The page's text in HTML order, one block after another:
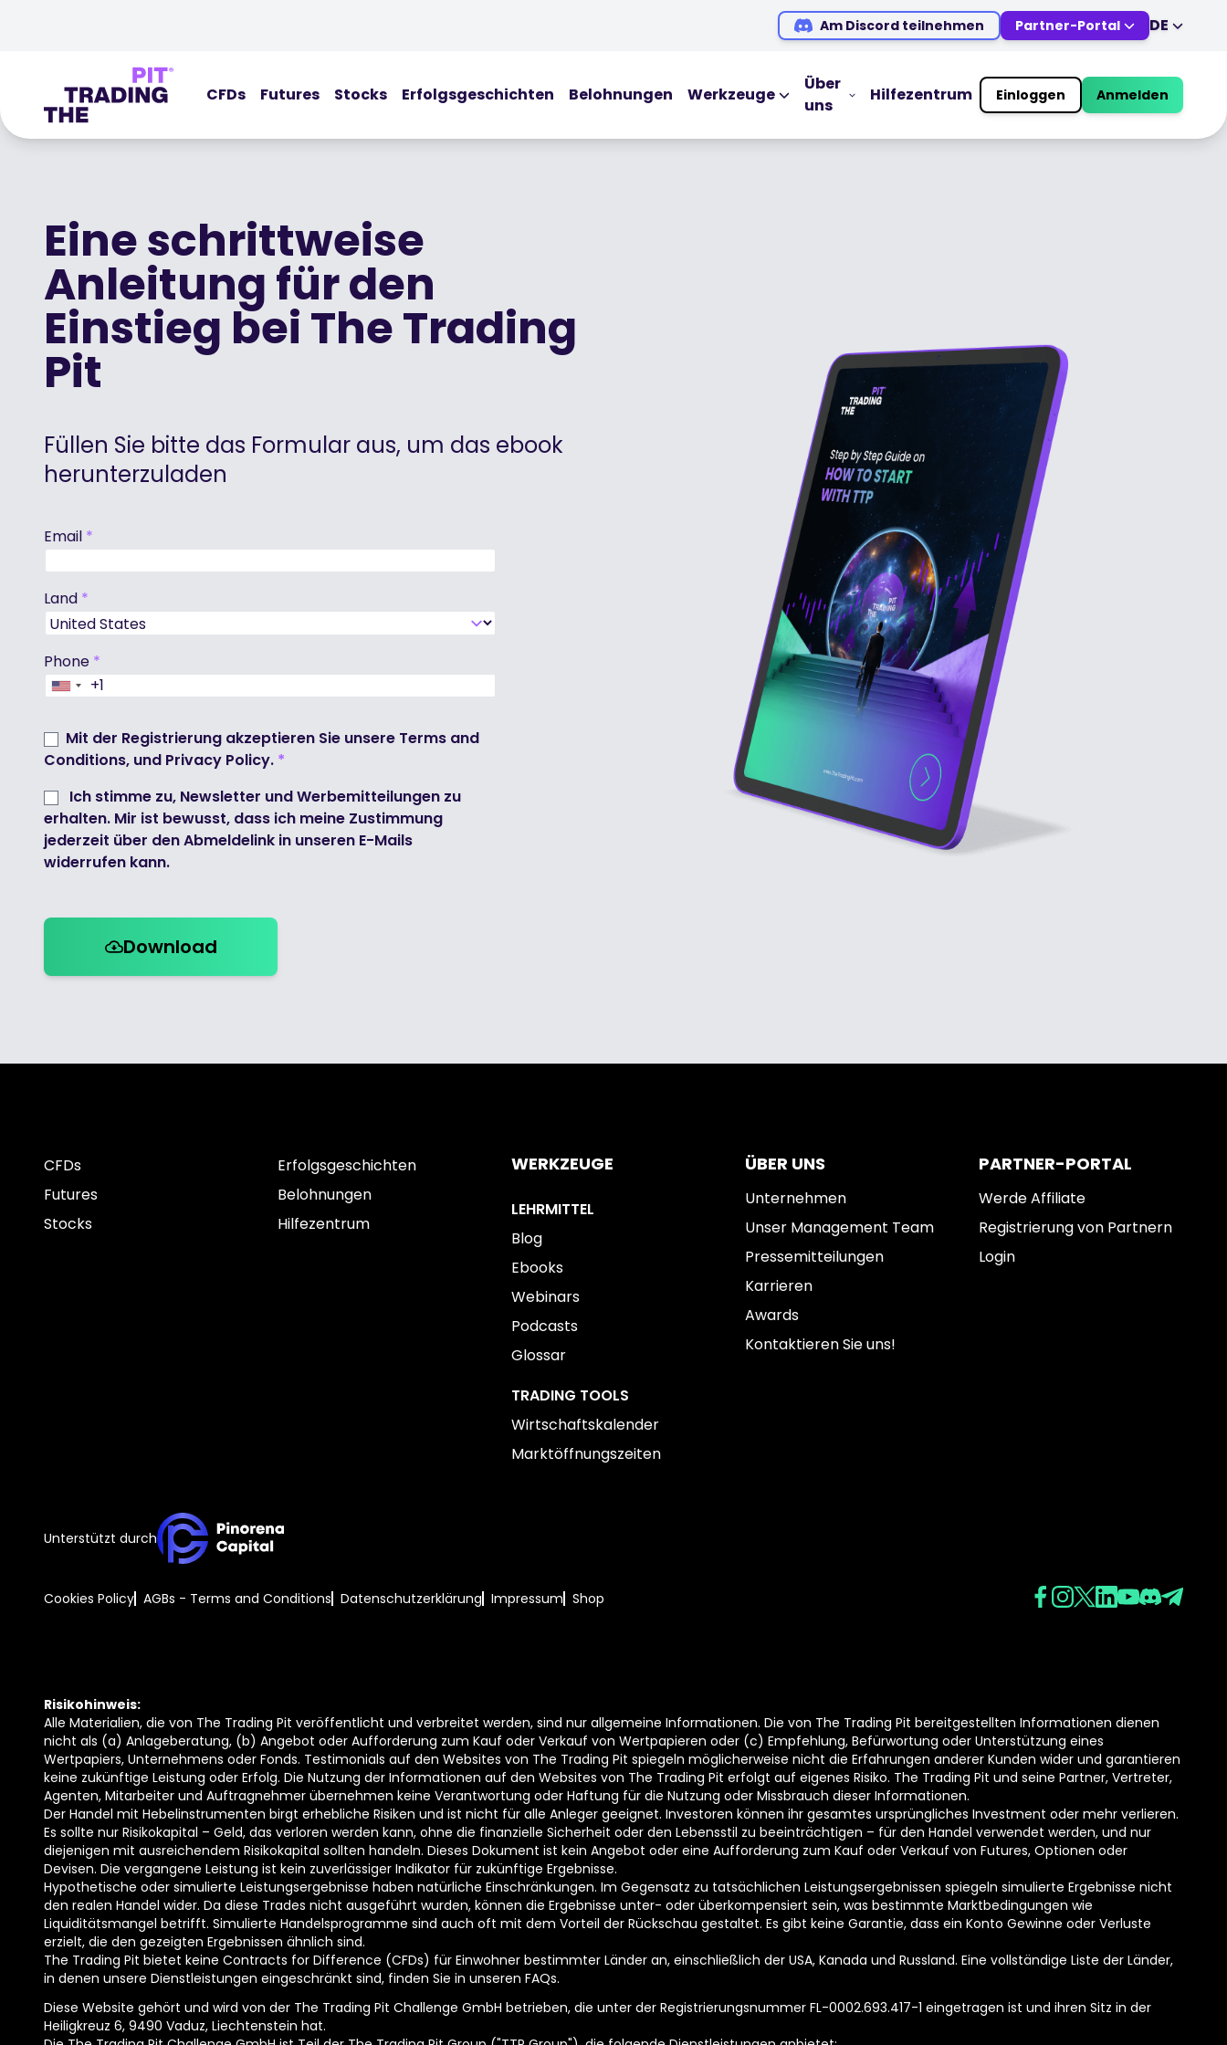
Am Discord teilnehmen Partner-Portal DE
EN
DE
MS
ZH
JA
AR
CFDs Futures Stocks Erfolgsgeschichten Belohnungen
Werkzeuge
Über
uns
Hilfezentrum Einloggen Anmelden
Eine schrittweise
Anleitung für den
Einstieg bei The Trading
Pit
Füllen Sie bitte das Formular aus, um das ebook
herunterzuladen
Email *
Land *
Phone *
United
+1
+1
Mit der Registrierung akzeptieren Sie unsere Terms and
Conditions, und Privacy Policy. *
Ich stimme zu, Newsletter und Werbemitteilungen zu
erhalten. Mir ist bewusst, dass ich meine Zustimmung
jederzeit über den Abmeldelink in unseren E-Mails
widerrufen kann.
Download
CFDs
Futures
Stocks
Erfolgsgeschichten
Belohnungen
Hilfezentrum
WERKZEUGE
LEHRMITTEL
Blog
Ebooks
Webinars
Podcasts
Glossar
TRADING TOOLS
Wirtschaftskalender
Marktöffnungszeiten
ÜBER UNS
Unternehmen
Unser Management Team
Pressemitteilungen
Karrieren
Awards
Kontaktieren Sie uns!
PARTNER-PORTAL
Werde Affiliate
Registrierung von Partnern
Login
Unterstützt durch
Cookies Policy AGBs - Terms and Conditions Datenschutzerklärung Impressum Shop
Risikohinweis:
Alle Materialien, die von The Trading Pit veröffentlicht und verbreitet werden, sind nur allgemeine Informationen. Die von The Trading Pit bereitgestellten Informationen dienen
nicht als (a) Anlageberatung, (b) Angebot oder Aufforderung zum Kauf oder Verkauf von Wertpapieren oder (c) Empfehlung, Befürwortung oder Unterstützung eines
Wertpapiers, Unternehmens oder Fonds. Testimonials auf den Websites von The Trading Pit spiegeln möglicherweise nicht die Erfahrungen anderer Kunden wider und garantieren
keine zukünftige Leistung oder Erfolg. Die Nutzung der Informationen auf den Websites von The Trading Pit erfolgt auf eigenes Risiko. The Trading Pit und seine Partner, Vertreter,
Agenten, Mitarbeiter und Auftragnehmer übernehmen keine Verantwortung oder Haftung für die Nutzung oder Missbrauch dieser Informationen.
Der Handel mit Hebelinstrumenten birgt erhebliche Risiken und ist nicht für alle Anleger geeignet. Investoren können ihr gesamtes ursprüngliches Investment oder mehr verlieren.
Es sollte nur Risikokapital – Geld, das verloren werden kann, ohne die finanzielle Sicherheit oder den Lebensstil zu beeinträchtigen – für den Handel verwendet werden, und nur
diejenigen mit ausreichendem Risikokapital sollten handeln. Dieses Dokument ist kein Angebot oder eine Aufforderung zum Kauf oder Verkauf von Futures, Optionen oder
Devisen. Die vergangene Leistung ist kein zuverlässiger Indikator für zukünftige Ergebnisse.
Hypothetische oder simulierte Leistungsergebnisse haben natürliche Einschränkungen. Im Gegensatz zu tatsächlichen Leistungsergebnissen spiegeln simulierte Ergebnisse nicht
den realen Handel wider. Da diese Trades nicht ausgeführt wurden, können die Ergebnisse unter- oder überkompensiert sein, was bestimmte Marktbedingungen wie
Liquiditätsmangel betrifft. Simulierte Handelsprogramme sind auch oft mit dem Vorteil der Rückschau gestaltet. Es gibt keine Garantie, dass ein Konto Gewinne oder Verluste
erzielt, die den gezeigten Ergebnissen ähnlich sind.
The Trading Pit bietet keine Contracts for Difference (CFDs) für Einwohner bestimmter Länder an, einschließlich der USA, Kanada und Russland. Eine vollständige Liste der Länder,
in denen unsere Dienstleistungen eingeschränkt sind, finden Sie in unseren FAQs.
Diese Website gehört und wird von der The Trading Pit Challenge GmbH betrieben, die unter der Registrierungsnummer FL-0002.693.417-1 eingetragen ist und ihren Sitz in der
Heiligkreuz 6, 9490 Vaduz, Liechtenstein hat.